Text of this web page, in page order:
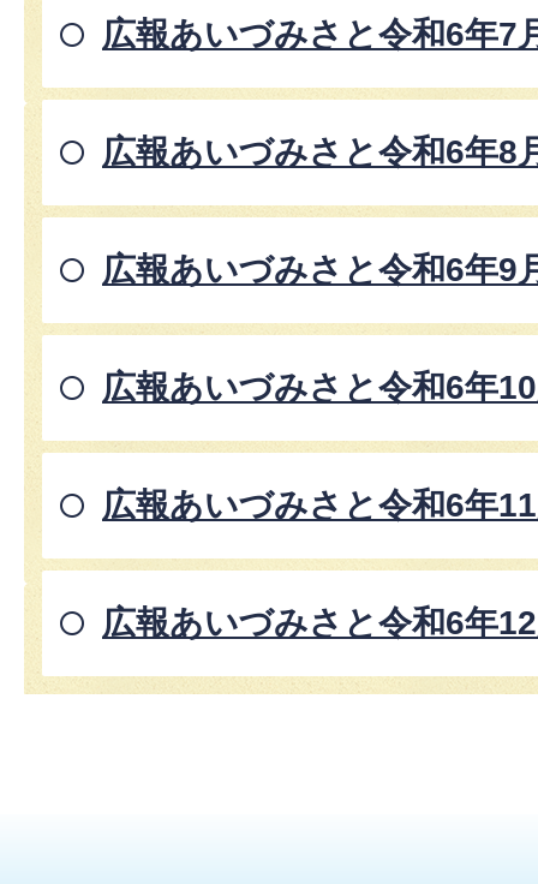
広報あいづみさと令和6年7
広報あいづみさと令和6年8
広報あいづみさと令和6年9
広報あいづみさと令和6年
広報あいづみさと令和6年
広報あいづみさと令和6年